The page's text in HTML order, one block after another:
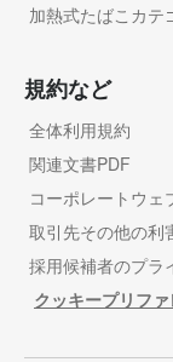
加熱式たばこカテ
規約など
全体利用規約
関連文書PDF
コーポレートウェ
取引先その他の利
採用候補者のプラ
クッキープリフ